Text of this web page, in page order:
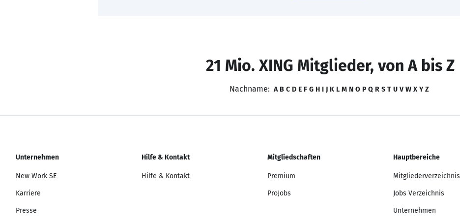
21 Mio. XING Mitglieder, von A bis Z
Nachname: A B C D E F G H I J K L M N O P Q R S T U V W X Y Z
Unternehmen
New Work SE
Karriere
Presse
Hilfe & Kontakt
Hilfe & Kontakt
Mitgliedschaften
Premium
ProJobs
Hauptbereiche
Mitgliederverzeichnis
Jobs Verzeichnis
Unternehmen